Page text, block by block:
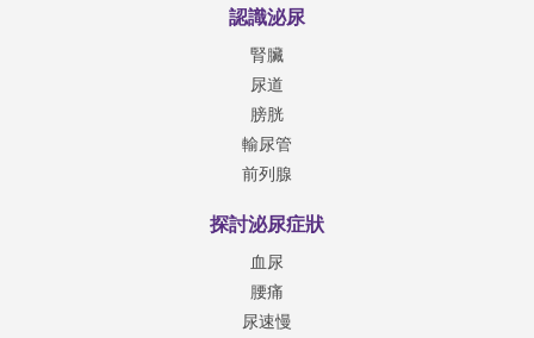
認識泌尿
腎臟
尿道
膀胱
輸尿管
前列腺
探討泌尿症狀
血尿
腰痛
尿速慢